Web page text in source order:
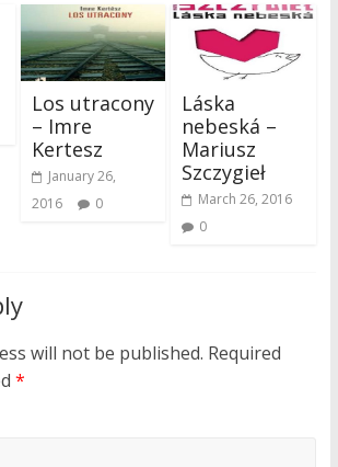
Los utracony
– Imre
Kertesz
January 26,
2016
0
Láska
nebeská –
Mariusz
Szczygieł
March 26, 2016
0
will not be published. Required
*